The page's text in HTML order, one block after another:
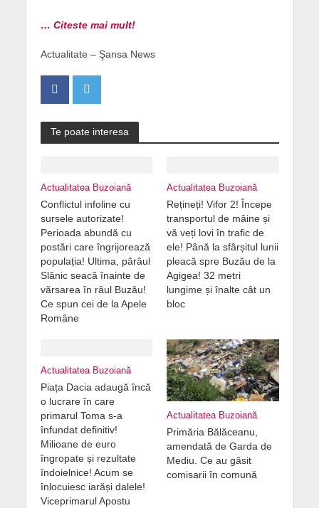
… Citeste mai mult!
Actualitate – Şansa News
Te poate interesa
Actualitatea Buzoiană
Conflictul infoline cu
sursele autorizate!
Perioada abundă cu
postări care îngrijorează
populația! Ultima, pârâul
Slănic seacă înainte de
vărsarea în râul Buzău!
Ce spun cei de la Apele
Române
Actualitatea Buzoiană
Rețineți! Vifor 2! Începe
transportul de mâine și
vă veți lovi în trafic de
ele! Până la sfârșitul lunii
pleacă spre Buzău de la
Agigea! 32 metri
lungime și înalte cât un
bloc
Actualitatea Buzoiană
Piața Dacia adaugă încă
o lucrare în care
primarul Toma s-a
înfundat definitiv!
Milioane de euro
îngropate și rezultate
îndoielnice! Acum se
înlocuiesc iarăși dalele!
Viceprimarul Apostu
Actualitatea Buzoiană
Primăria Bălăceanu,
amendată de Garda de
Mediu. Ce au găsit
comisarii în comună